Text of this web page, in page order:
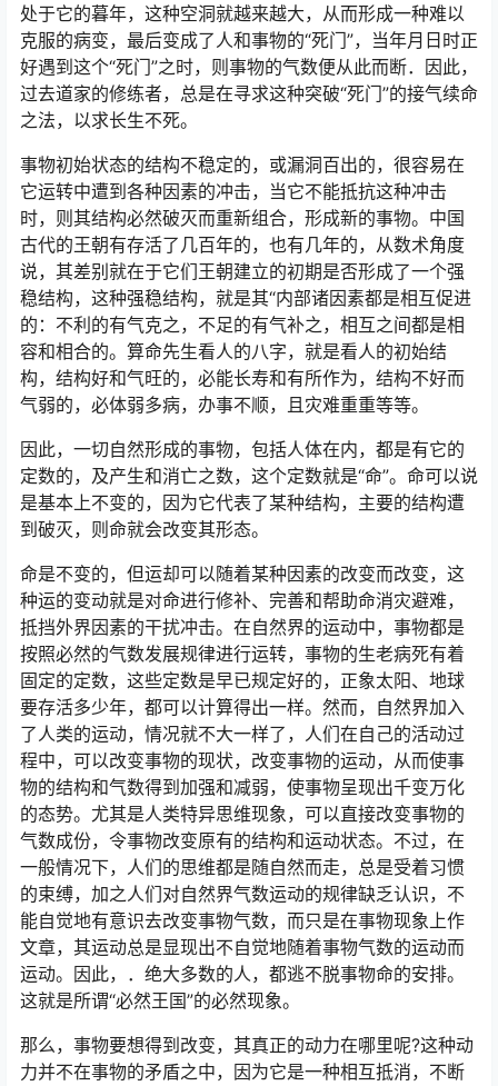
处于它的暮年，这种空洞就越来越大，从而形成一种难以
克服的病变，最后变成了人和事物的“死门”，当年月日时正
好遇到这个“死门”之时，则事物的气数便从此而断．因此，
过去道家的修练者，总是在寻求这种突破“死门”的接气续命
之法，以求长生不死。
事物初始状态的结构不稳定的，或漏洞百出的，很容易在
它运转中遭到各种因素的冲击，当它不能抵抗这种冲击
时，则其结构必然破灭而重新组合，形成新的事物。中国
古代的王朝有存活了几百年的，也有几年的，从数术角度
说，其差别就在于它们王朝建立的初期是否形成了一个强
稳结构，这种强稳结构，就是其“内部诸因素都是相互促进
的：不利的有气克之，不足的有气补之，相互之间都是相
容和相合的。算命先生看人的八字，就是看人的初始结
构，结构好和气旺的，必能长寿和有所作为，结构不好而
气弱的，必体弱多病，办事不顺，且灾难重重等等。
因此，一切自然形成的事物，包括人体在内，都是有它的
定数的，及产生和消亡之数，这个定数就是“命”。命可以说
是基本上不变的，因为它代表了某种结构，主要的结构遭
到破灭，则命就会改变其形态。
命是不变的，但运却可以随着某种因素的改变而改变，这
种运的变动就是对命进行修补、完善和帮助命消灾避难，
抵挡外界因素的干扰冲击。在自然界的运动中，事物都是
按照必然的气数发展规律进行运转，事物的生老病死有着
固定的定数，这些定数是早已规定好的，正象太阳、地球
要存活多少年，都可以计算得出一样。然而，自然界加入
了人类的运动，情况就不大一样了，人们在自己的活动过
程中，可以改变事物的现状，改变事物的运动，从而使事
物的结构和气数得到加强和减弱，使事物呈现出千变万化
的态势。尤其是人类特异思维现象，可以直接改变事物的
气数成份，令事物改变原有的结构和运动状态。不过，在
一般情况下，人们的思维都是随自然而走，总是受着习惯
的束缚，加之人们对自然界气数运动的规律缺乏认识，不
能自觉地有意识去改变事物气数，而只是在事物现象上作
文章，其运动总是显现出不自觉地随着事物气数的运动而
运动。因此，．绝大多数的人，都逃不脱事物命的安排。
这就是所谓“必然王国”的必然现象。
那么，事物要想得到改变，其真正的动力在哪里呢?这种动
力并不在事物的矛盾之中，因为它是一种相互抵消，不断